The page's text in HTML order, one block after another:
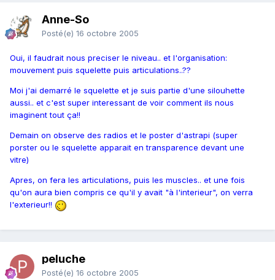
Anne-So
Posté(e) 16 octobre 2005
Oui, il faudrait nous preciser le niveau.. et l'organisation:
mouvement puis squelette puis articulations..??
Moi j'ai demarré le squelette et je suis partie d'une silouhette
aussi.. et c'est super interessant de voir comment ils nous
imaginent tout ça!!
Demain on observe des radios et le poster d'astrapi (super
porster ou le squelette apparait en transparence devant une
vitre)
Apres, on fera les articulations, puis les muscles.. et une fois
qu'on aura bien compris ce qu'il y avait "à l'interieur", on verra
l'exterieur!!
peluche
Posté(e) 16 octobre 2005